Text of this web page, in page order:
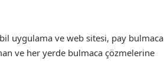
uygulama ve web sitesi, pay bulmaca
ve her yerde bulmaca çözmelerine